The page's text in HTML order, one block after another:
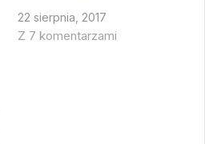
przynajmniej
częściowo jeden z
22 sierpnia, 2017
Z 7 komentarzami